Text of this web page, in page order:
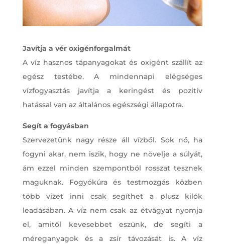
Javítja a vér oxigénforgalmát
A víz hasznos tápanyagokat és oxigént szállít az
egész testébe. A mindennapi elégséges
vízfogyasztás javítja a keringést és pozitív
hatással van az általános egészségi állapotra.
Segít a fogyásban
Szervezetünk nagy része áll vízből. Sok nő, ha
fogyni akar, nem iszik, hogy ne növelje a súlyát,
ám ezzel minden szempontból rosszat tesznek
maguknak. Fogyókúra és testmozgás közben
több vizet inni csak segíthet a plusz kilók
leadásában. A víz nem csak az étvágyat nyomja
el, amitől kevesebbet eszünk, de segíti a
méreganyagok és a zsír távozását is. A víz